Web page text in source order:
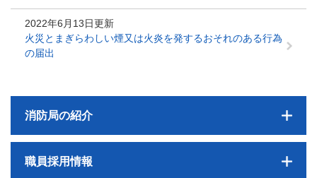
2022年6月13日更新
火災とまぎらわしい煙又は火炎を発するおそれのある行為
の届出
消防局の紹介
職員採用情報